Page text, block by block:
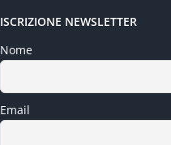
ISCRIZIONE NEWSLETTER
Nome
Email